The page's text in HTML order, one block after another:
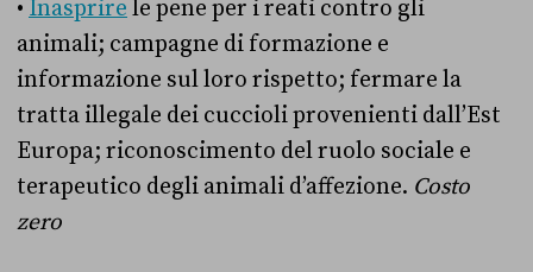
• Inasprire le pene per i reati contro gli
animali; campagne di formazione e
informazione sul loro rispetto; fermare la
tratta illegale dei cuccioli provenienti dall’Est
Europa; riconoscimento del ruolo sociale e
terapeutico degli animali d’affezione. Costo
zero